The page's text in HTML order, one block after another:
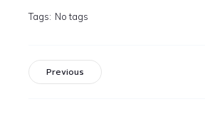
Tags: No tags
Previous